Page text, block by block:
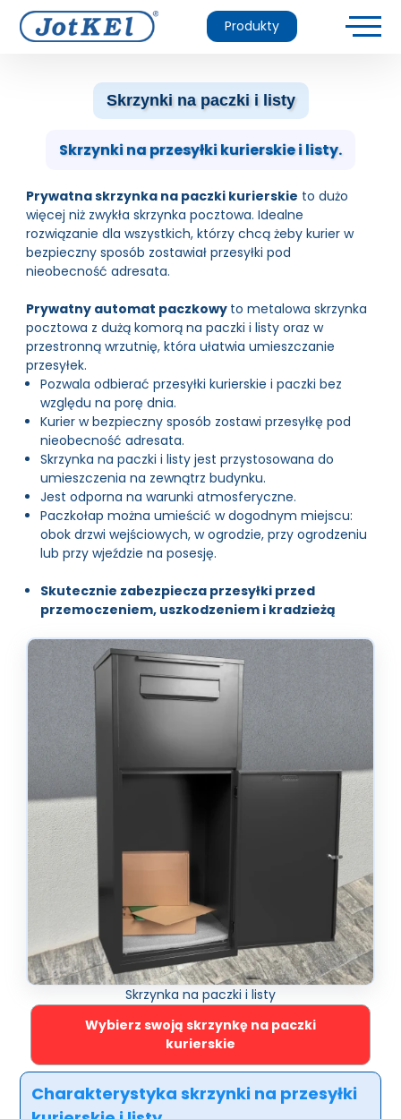
Produkty
Skrzynki na paczki i listy
Skrzynki na przesyłki kurierskie i listy.
Prywatna skrzynka na paczki kurierskie to dużo
więcej niż zwykła skrzynka pocztowa. Idealne
rozwiązanie dla wszystkich, którzy chcą żeby kurier w
bezpieczny sposób zostawiał przesyłki pod
nieobecność adresata.
Prywatny automat paczkowy to metalowa skrzynka
pocztowa z dużą komorą na paczki i listy oraz w
przestronną wrzutnię, która ułatwia umieszczanie
przesyłek.
Pozwala odbierać przesyłki kurierskie i paczki bez
względu na porę dnia.
Kurier w bezpieczny sposób zostawi przesyłkę pod
nieobecność adresata.
Skrzynka na paczki i listy jest przystosowana do
umieszczenia na zewnątrz budynku.
Jest odporna na warunki atmosferyczne.
Paczkołap można umieścić w dogodnym miejscu:
obok drzwi wejściowych, w ogrodzie, przy ogrodzeniu
lub przy wjeździe na posesję.
Skutecznie zabezpiecza przesyłki przed
przemoczeniem, uszkodzeniem i kradzieżą
Skrzynka na paczki i listy
Wybierz swoją skrzynkę na paczki
kurierskie
Charakterystyka skrzynki na przesyłki